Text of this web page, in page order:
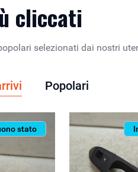
cliccati
selezionati dai nostri
Popolari
stato